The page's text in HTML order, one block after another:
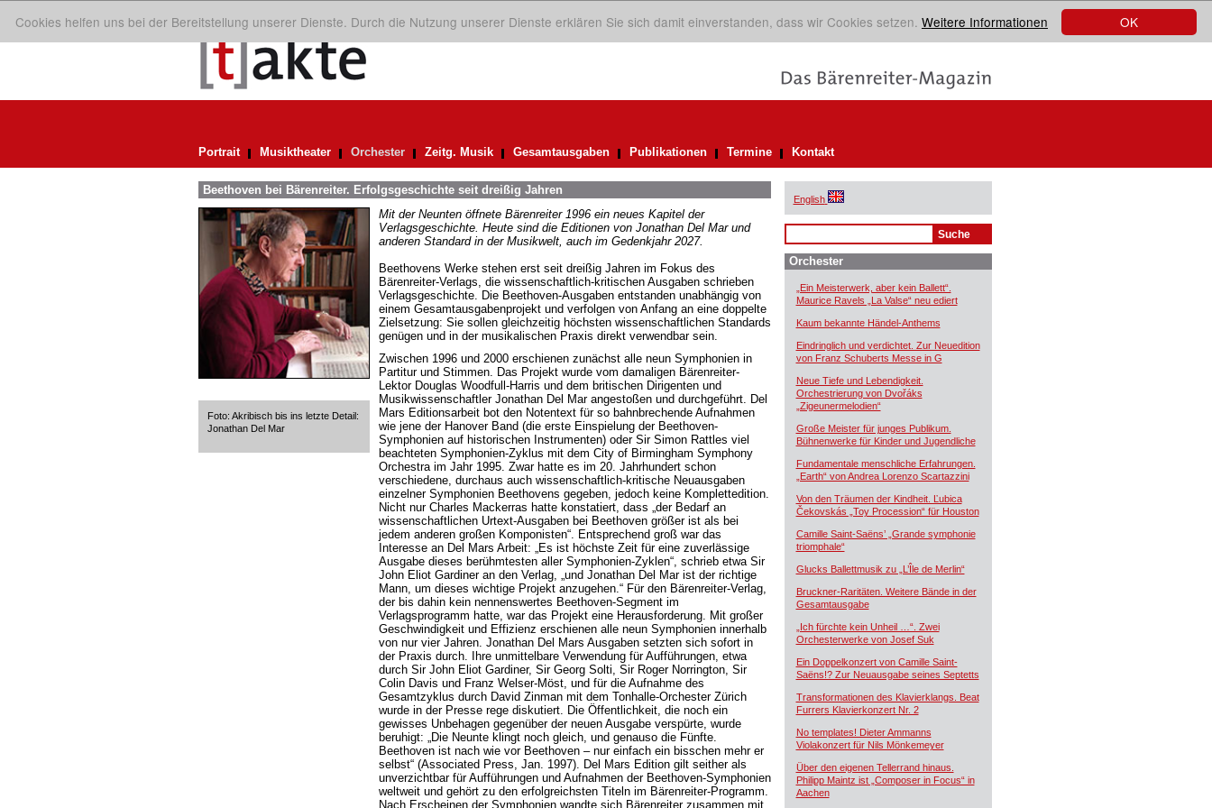
OK
Cookies helfen uns bei der Bereitstellung unserer Dienste. Durch die Nutzung unserer Dienste erklären Sie sich damit einverstanden, dass wir Cookies setzen. Weitere Informationen
Portrait Musiktheater Orchester Zeitg. Musik Gesamtausgaben Publikationen Termine Kontakt
Beethoven bei Bärenreiter. Erfolgsgeschichte seit dreißig Jahren
Foto: Akribisch bis ins letzte Detail:
Jonathan Del Mar
Mit der Neunten öffnete Bärenreiter 1996 ein neues Kapitel der
Verlagsgeschichte. Heute sind die Editionen von Jonathan Del Mar und
anderen Standard in der Musikwelt, auch im Gedenkjahr 2027.
Beethovens Werke stehen erst seit dreißig Jahren im Fokus des
Bärenreiter-Verlags, die wissenschaftlich-kritischen Ausgaben schrieben
Verlagsgeschichte. Die Beethoven-Ausgaben entstanden unabhängig von
einem Gesamtausgabenprojekt und verfolgen von Anfang an eine doppelte
Zielsetzung: Sie sollen gleichzeitig höchsten wissenschaftlichen Standards
genügen und in der musikalischen Praxis direkt verwendbar sein.
Zwischen 1996 und 2000 erschienen zunächst alle neun Symphonien in
Partitur und Stimmen. Das Projekt wurde vom damaligen Bärenreiter-
Lektor Douglas Woodfull-Harris und dem britischen Dirigenten und
Musikwissenschaftler Jonathan Del Mar angestoßen und durchgeführt. Del
Mars Editionsarbeit bot den Notentext für so bahnbrechende Aufnahmen
wie jene der Hanover Band (die erste Einspielung der Beethoven-
Symphonien auf historischen Instrumenten) oder Sir Simon Rattles viel
beachteten Symphonien-Zyklus mit dem City of Birmingham Symphony
Orchestra im Jahr 1995. Zwar hatte es im 20. Jahrhundert schon
verschiedene, durchaus auch wissenschaftlich-kritische Neuausgaben
einzelner Symphonien Beethovens gegeben, jedoch keine Komplettedition.
Nicht nur Charles Mackerras hatte konstatiert, dass „der Bedarf an
wissenschaftlichen Urtext-Ausgaben bei Beethoven größer ist als bei
jedem anderen großen Komponisten“. Entsprechend groß war das
Interesse an Del Mars Arbeit: „Es ist höchste Zeit für eine zuverlässige
Ausgabe dieses berühmtesten aller Symphonien-Zyklen“, schrieb etwa Sir
John Eliot Gardiner an den Verlag, „und Jonathan Del Mar ist der richtige
Mann, um dieses wichtige Projekt anzugehen.“ Für den Bärenreiter-Verlag,
der bis dahin kein nennenswertes Beethoven-Segment im
Verlagsprogramm hatte, war das Projekt eine Herausforderung. Mit großer
Geschwindigkeit und Effizienz erschienen alle neun Symphonien innerhalb
von nur vier Jahren. Jonathan Del Mars Ausgaben setzten sich sofort in
der Praxis durch. Ihre unmittelbare Verwendung für Aufführungen, etwa
durch Sir John Eliot Gardiner, Sir Georg Solti, Sir Roger Norrington, Sir
Colin Davis und Franz Welser-Möst, und für die Aufnahme des
Gesamtzyklus durch David Zinman mit dem Tonhalle-Orchester Zürich
wurde in der Presse rege diskutiert. Die Öffentlichkeit, die noch ein
gewisses Unbehagen gegenüber der neuen Ausgabe verspürte, wurde
beruhigt: „Die Neunte klingt noch gleich, und genauso die Fünfte.
Beethoven ist nach wie vor Beethoven – nur einfach ein bisschen mehr er
selbst“ (Associated Press, Jan. 1997). Del Mars Edition gilt seither als
unverzichtbar für Aufführungen und Aufnahmen der Beethoven-Symphonien
weltweit und gehört zu den erfolgreichsten Titeln im Bärenreiter-Programm.
Nach Erscheinen der Symphonien wandte sich Bärenreiter zusammen mit
English
Orchester
„Ein Meisterwerk, aber kein Ballett“.
Maurice Ravels „La Valse“ neu ediert
Kaum bekannte Händel-Anthems
Eindringlich und verdichtet. Zur Neuedition
von Franz Schuberts Messe in G
Neue Tiefe und Lebendigkeit.
Orchestrierung von Dvořáks
„Zigeunermelodien“
Große Meister für junges Publikum.
Bühnenwerke für Kinder und Jugendliche
Fundamentale menschliche Erfahrungen.
„Earth“ von Andrea Lorenzo Scartazzini
Von den Träumen der Kindheit. Ľubica
Čekovskás „Toy Procession“ für Houston
Camille Saint-Saëns’ „Grande symphonie
triomphale“
Glucks Ballettmusik zu „L’Île de Merlin“
Bruckner-Raritäten. Weitere Bände in der
Gesamtausgabe
„Ich fürchte kein Unheil …“. Zwei
Orchesterwerke von Josef Suk
Ein Doppelkonzert von Camille Saint-
Saëns!? Zur Neuausgabe seines Septetts
Transformationen des Klavierklangs. Beat
Furrers Klavierkonzert Nr. 2
No templates! Dieter Ammanns
Violakonzert für Nils Mönkemeyer
Über den eigenen Tellerrand hinaus.
Philipp Maintz ist „Composer in Focus“ in
Aachen